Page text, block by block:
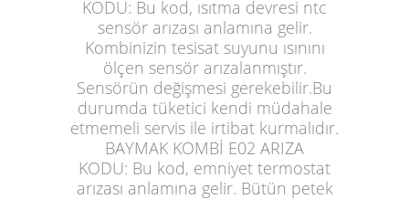
KODU: Bu kod, ısıtma devresi ntc
sensör arızası anlamına gelir.
Kombinizin tesisat suyunu ısınını
ölçen sensör arızalanmıştır.
Sensörün değişmesi gerekebilir.Bu
durumda tüketici kendi müdahale
etmemeli servis ile irtibat kurmalıdır.
BAYMAK KOMBİ E02 ARIZA
KODU: Bu kod, emniyet termostat
arızası anlamına gelir. Bütün petek